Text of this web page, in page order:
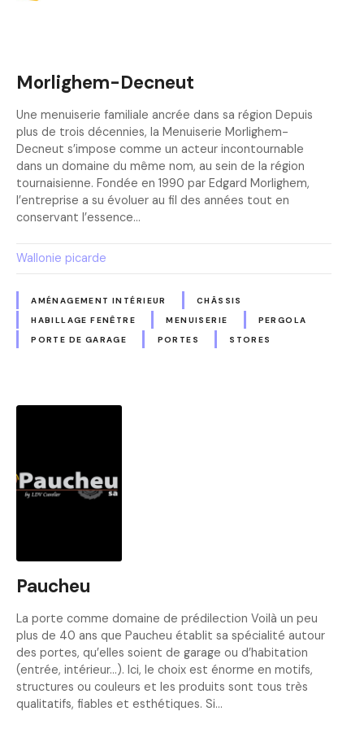
Morlighem-Decneut
Une menuiserie familiale ancrée dans sa région Depuis
plus de trois décennies, la Menuiserie Morlighem-
Decneut s’impose comme un acteur incontournable
dans un domaine du même nom, au sein de la région
tournaisienne. Fondée en 1990 par Edgard Morlighem,
l’entreprise a su évoluer au fil des années tout en
conservant l’essence…
Wallonie picarde
AMÉNAGEMENT INTÉRIEUR
CHÂSSIS
HABILLAGE FENÊTRE
MENUISERIE
PERGOLA
PORTE DE GARAGE
PORTES STORES
Paucheu
La porte comme domaine de prédilection Voilà un peu
plus de 40 ans que Paucheu établit sa spécialité autour
des portes, qu’elles soient de garage ou d’habitation
(entrée, intérieur…). Ici, le choix est énorme en motifs,
structures ou couleurs et les produits sont tous très
qualitatifs, fiables et esthétiques. Si…